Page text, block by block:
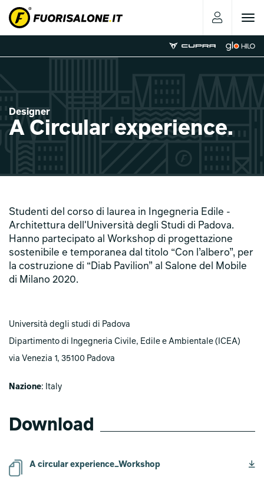
Toggle
Designer
A Circular experience.
Studenti del corso di laurea in Ingegneria Edile -
Architettura dell'Università degli Studi di Padova.
Hanno partecipato al Workshop di progettazione
sostenibile e temporanea dal titolo “Con l’albero”, per
la costruzione di “Diab Pavilion” al Salone del Mobile
di Milano 2020.
Università degli studi di Padova
Dipartimento di Ingegneria Civile, Edile e Ambientale (ICEA)
via Venezia 1, 35100 Padova
Nazione: Italy
Download
A circular experience_Workshop